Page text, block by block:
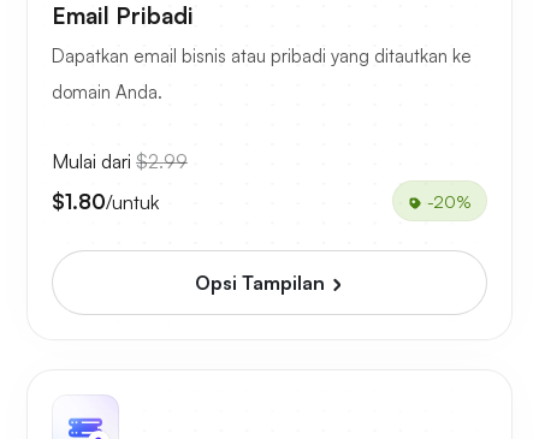
Email Pribadi
Dapatkan email bisnis atau pribadi yang ditautkan ke
domain Anda.
Mulai dari $2.99
$1.80/untuk -20%
Opsi Tampilan